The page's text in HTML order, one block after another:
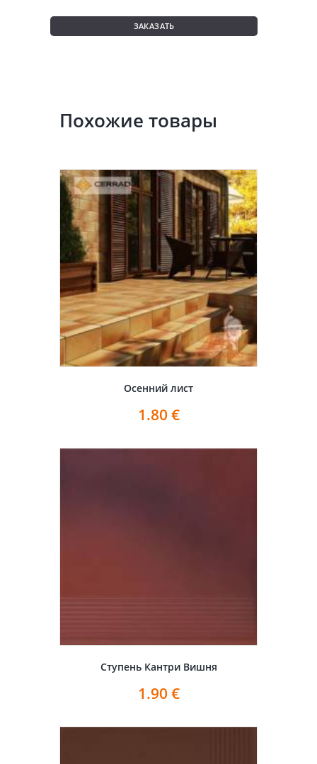
ЗАКАЗАТЬ
Похожие товары
Осенний лист
1.80 €
Ступень Кантри Вишня
1.90 €